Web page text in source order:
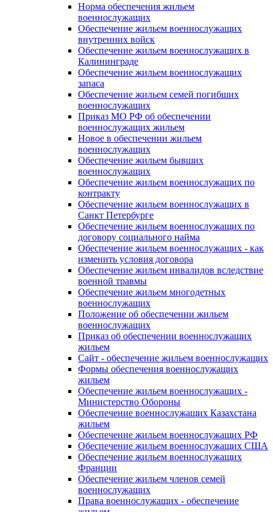
Норма обеспечения жильем
военнослужащих
Обеспечение жильем военнослужащих
внутренних войск
Обеспечение жильем военнослужащих в
Калининграде
Обеспечение жильем военнослужащих
запаса
Обеспечение жильем семей погибших
военнослужащих
Приказ МО РФ об обеспечении
военнослужащих жильем
Новое в обеспечении жильем
военнослужащих
Обеспечение жильем бывших
военнослужащих
Обеспечение жильем военнослужащих по
контракту
Обеспечение жильем военнослужащих в
Санкт Петербурге
Обеспечение жильем военнослужащих по
договору социального найма
Обеспечение жильем военнослужащих - как
изменить условия договора
Обеспечение жильем инвалидов вследствие
военной травмы
Обеспечение жильем многодетных
военнослужащих
Положение об обеспечении жильем
военнослужащих
Приказ об обеспечении военнослужащих
жильем
Сайт - обеспечение жильем военнослужащих
Формы обеспечения военнослужащих
жильем
Обеспечение жильем военнослужащих -
Министерство Обороны
Обеспечение военнослужащих Казахстана
жильем
Обеспечение жильем военнослужащих РФ
Обеспечение жильем военнослужащих США
Обеспечение жильем военнослужащих
Франции
Обеспечение жильем членов семей
военнослужащих
Права военнослужащих - обеспечение